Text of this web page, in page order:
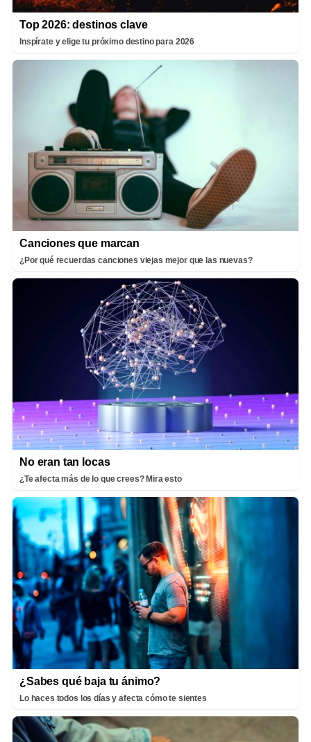
Top 2026: destinos clave
Inspírate y elige tu próximo destino para 2026
Canciones que marcan
¿Por qué recuerdas canciones viejas mejor que las nuevas?
No eran tan locas
¿Te afecta más de lo que crees? Mira esto
¿Sabes qué baja tu ánimo?
Lo haces todos los días y afecta cómo te sientes